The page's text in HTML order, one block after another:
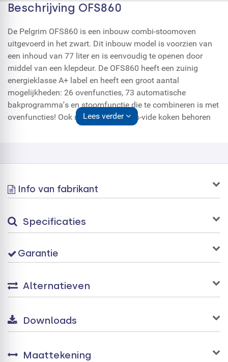
Beschrijving OFS860
Lees verder
De Pelgrim OFS860 is een inbouw combi-stoomoven
uitgevoerd in het zwart. Dit inbouw model is voorzien van
een inhoud van 77 liter en is eenvoudig te openen door
middel van een klepdeur. De OFS860 heeft een zuinig
energieklasse A+ label en heeft een groot aantal
mogelijkheden: 26 ovenfuncties, 73 automatische
bakprogramma’s en stoomfunctie die te combineren is met
ovenfuncties! Ook regeneren en sous-vide koken behoren
Dit apparaat is voorzien van soft-close en
naar buiten kan schuiven zonder dat deze kantelt. De
OFS860 wordt deze standaard geleverd met RVS bakplaat
bakrooster en de AirFry bakmand. Praktisch is de
overzichtelijke bediening door middel van full touch
AirFry
Met deze speciaal ontworpen AirFry bakmand maak jij
olie nodig is. Klaar in een handomdraai. De mand zorgt
Info van fabrikant
Specificaties
Garantie
Alternatieven
Downloads
Maattekening